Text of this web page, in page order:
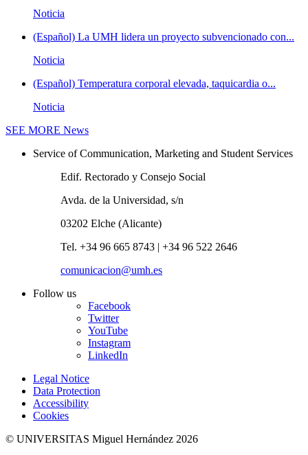
Noticia
(Español) La UMH lidera un proyecto subvencionado con...
Noticia
(Español) Temperatura corporal elevada, taquicardia o...
Noticia
SEE MORE News
Service of Communication, Marketing and Student Services
Edif. Rectorado y Consejo Social
Avda. de la Universidad, s/n
03202 Elche (Alicante)
Tel. +34 96 665 8743 | +34 96 522 2646
comunicacion@umh.es
Follow us
Facebook
Twitter
YouTube
Instagram
LinkedIn
Legal Notice
Data Protection
Accessibility
Cookies
© UNIVERSITAS Miguel Hernández 2026